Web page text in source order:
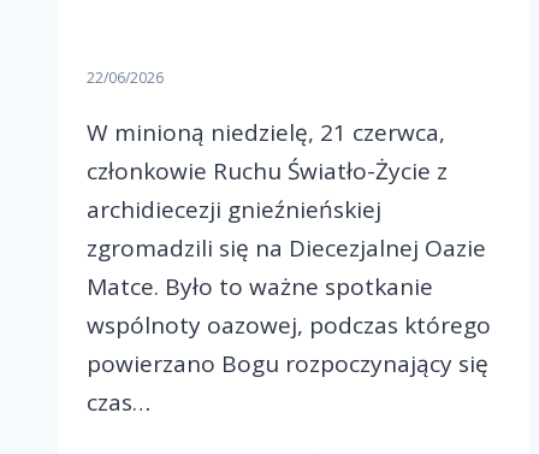
22/06/2026
W minioną niedzielę, 21 czerwca,
członkowie Ruchu Światło-Życie z
archidiecezji gnieźnieńskiej
zgromadzili się na Diecezjalnej Oazie
Matce. Było to ważne spotkanie
wspólnoty oazowej, podczas którego
powierzano Bogu rozpoczynający się
czas…